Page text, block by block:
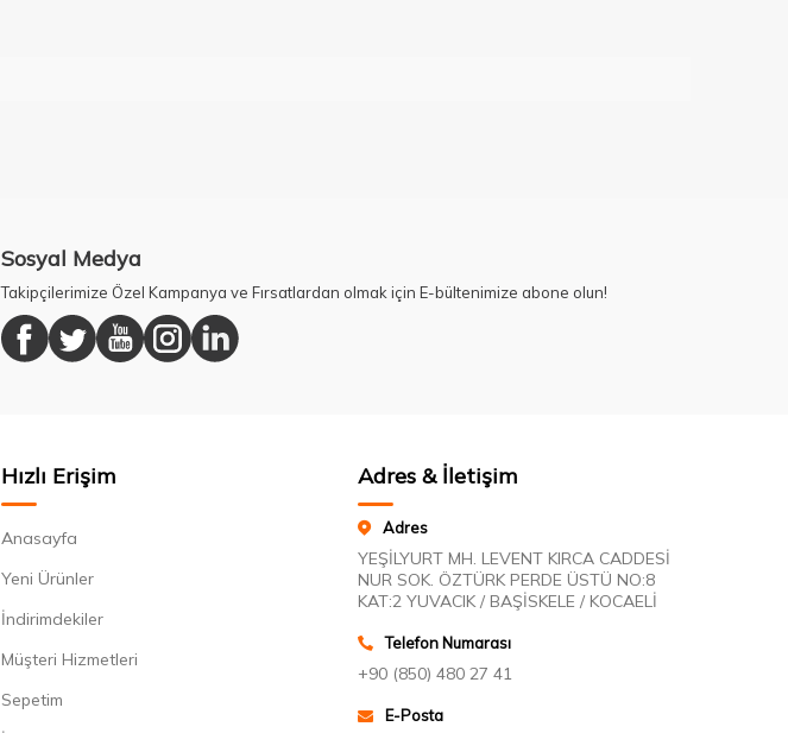
Sosyal Medya
Takipçilerimize Özel Kampanya ve Fırsatlardan olmak için E-bültenimize abone olun!
Hızlı Erişim
Anasayfa
Yeni Ürünler
İndirimdekiler
Müşteri Hizmetleri
Sepetim
Adres & İletişim
Adres
YEŞİLYURT MH. LEVENT KIRCA CADDESİ
NUR SOK. ÖZTÜRK PERDE ÜSTÜ NO:8
KAT:2 YUVACIK / BAŞİSKELE / KOCAELİ
Telefon Numarası
+90 (850) 480 27 41
E-Posta